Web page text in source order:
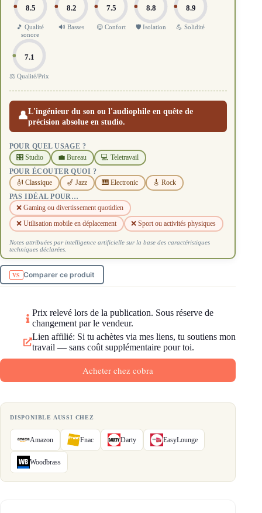
8.5
🎵 Qualité
sonore
8.2
🔊 Basses
7.5
😌 Confort
8.8
🛡️ Isolation
8.9
💪 Solidité
7.1
⚖️ Qualité/Prix
👤L'ingénieur du son ou l'audiophile en quête de
précision absolue en studio.
POUR QUEL USAGE ?
🎛️ Studio 💼 Bureau 💻 Teletravail
POUR ÉCOUTER QUOI ?
🎻 Classique 🎷 Jazz 🎹 Electronic 🎸 Rock
PAS IDÉAL POUR…
❌ Gaming ou divertissement quotidien
❌ Utilisation mobile en déplacement
❌ Sport ou activités physiques
Notes attribuées par intelligence artificielle sur la base des caractéristiques
techniques déclarées.
Comparer ce produit
Prix relevé lors de la publication. Sous réserve de
changement par le vendeur.
Lien affilié: Si tu achètes via mes liens, tu soutiens mon
travail — sans coût supplémentaire pour toi.
Acheter chez cobra
DISPONIBLE AUSSI CHEZ
Amazon Fnac Darty EasyLounge
Woodbrass